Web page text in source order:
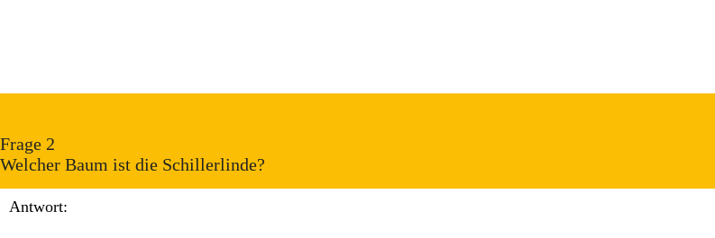
Frage 2
Welcher Baum ist die Schillerlinde?